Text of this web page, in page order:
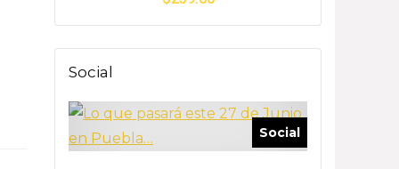
Social
Social